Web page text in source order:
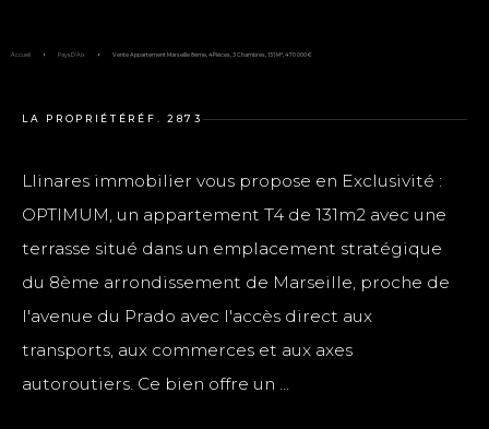
Accueil Pays D'Aix Vente Appartement Marseille 8ème, 4 Pièces, 3 Chambres, 131 M², 470 000 €
LA PROPRIÉTÉ RÉF. 2873
Llinares immobilier vous propose en Exclusivité :
OPTIMUM, un appartement T4 de 131m2 avec une
terrasse situé dans un emplacement stratégique
du 8ème arrondissement de Marseille, proche de
l'avenue du Prado avec l'accès direct aux
transports, aux commerces et aux axes
autoroutiers. Ce bien offre un ...